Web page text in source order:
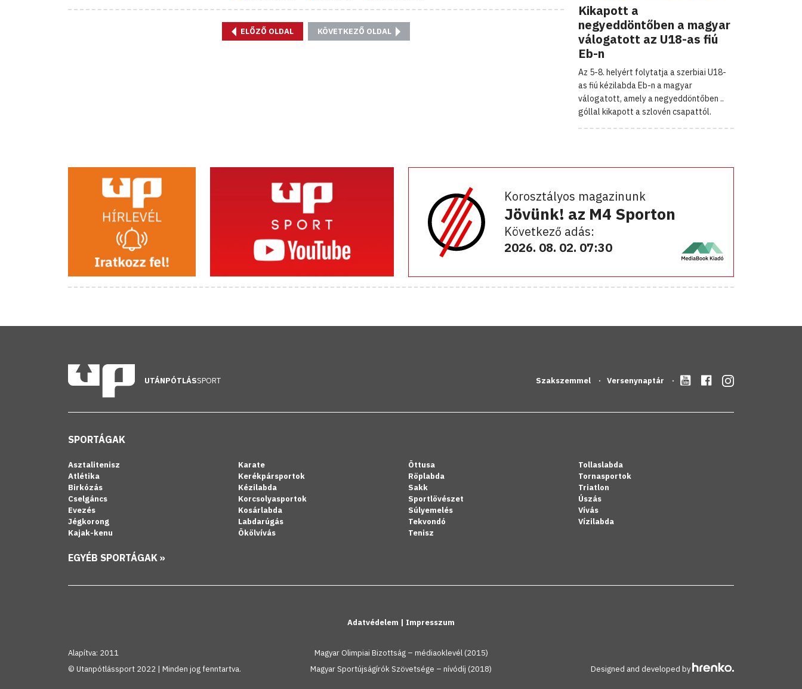
ELŐZŐ OLDAL KÖVETKEZŐ OLDAL
Kikapott a
negyeddöntőben a magyar
válogatott az U18-as fiú
Eb-n
Az 5-8. helyért folytatja a szerbiai U18-
as fiú kézilabda Eb-n a magyar
válogatott, amely a negyeddöntőben ..
góllal kikapott a szlovén csapattól.
Korosztályos magazinunk
Jövünk! az M4 Sporton
Következő adás:
2026. 08. 02. 07:30
UTÁNPÓTLÁSSPORT Szakszemmel Versenynaptár
SPORTÁGAK
Asztalitenisz
Atlétika
Birkózás
Cselgáncs
Evezés
Jégkorong
Kajak-kenu
Karate
Kerékpársportok
Kézilabda
Korcsolyasportok
Kosárlabda
Labdarúgás
Ökölvívás
Öttusa
Röplabda
Sakk
Sportlövészet
Súlyemelés
Tekvondó
Tenisz
Tollaslabda
Tornasportok
Triatlon
Úszás
Vívás
Vízilabda
EGYÉB SPORTÁGAK »
Adatvédelem | Impresszum
Alapítva: 2011
© Utanpótlássport 2022 | Minden jog fenntartva.
Magyar Olimpiai Bizottság – médiaoklevél (2015)
Magyar Sportújságírók Szövetsége – nívódíj (2018)
Designed and developed by